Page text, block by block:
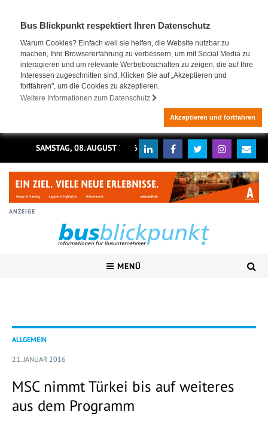
Bus Blickpunkt respektiert Ihren Datenschutz
Warum Cookies? Einfach weil sie helfen, die Website nutzbar zu
machen, Ihre Browsererfahrung zu verbessern, um mit Social Media zu
interagieren und um relevante Werbebotschaften zu zeigen, die auf Ihre
Interessen zugeschnitten sind. Klicken Sie auf „Akzeptieren und
fortfahren", um die Cookies zu akzeptieren.
Weitere Informationen zum Datenschutz
Akzeptieren und fortfahren
SAMSTAG, 08. AUGUST 2026
ANZEIGE
MENÜ
ALLGEMEIN
21. JANUAR 2016
MSC nimmt Türkei bis auf weiteres
aus dem Programm